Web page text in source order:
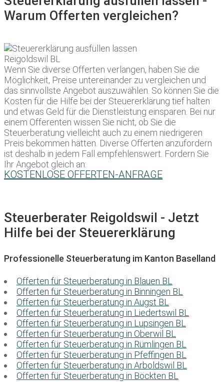
Warum Offerten vergleichen?
Wenn Sie diverse Offerten verlangen, haben Sie die
Möglichkeit, Preise untereinander zu vergleichen und
das sinnvollste Angebot auszuwählen. So können Sie die
Kosten für die Hilfe bei der Steuererklärung tief halten
und etwas Geld für die Dienstleistung einsparen. Bei nur
einem Offerenten wissen Sie nicht, ob Sie die
Steuerberatung vielleicht auch zu einem niedrigeren
Preis bekommen hätten. Diverse Offerten anzufordern
ist deshalb in jedem Fall empfehlenswert. Fordern Sie
Ihr Angebot gleich an:
KOSTENLOSE OFFERTEN-ANFRAGE
Steuerberater Reigoldswil - Jetzt
Hilfe bei der Steuererklärung
Professionelle Steuerberatung im Kanton Baselland
Offerten für Steuerberatung in Blauen BL
Offerten für Steuerberatung in Binningen BL
Offerten für Steuerberatung in Augst BL
Offerten für Steuerberatung in Liedertswil BL
Offerten für Steuerberatung in Lupsingen BL
Offerten für Steuerberatung in Oberwil BL
Offerten für Steuerberatung in Rümlingen BL
Offerten für Steuerberatung in Pfeffingen BL
Offerten für Steuerberatung in Arboldswil BL
Offerten für Steuerberatung in Böckten BL